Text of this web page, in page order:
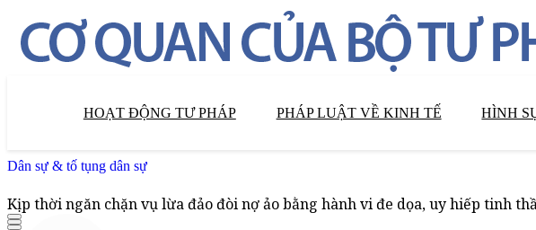
HOẠT ĐỘNG TƯ PHÁP PHÁP LUẬT VỀ KINH TẾ HÌNH
Dân sự & tố tụng dân sự
Kịp thời ngăn chặn vụ lừa đảo đòi nợ ảo bằng hành vi đe dọa, uy hiếp tinh